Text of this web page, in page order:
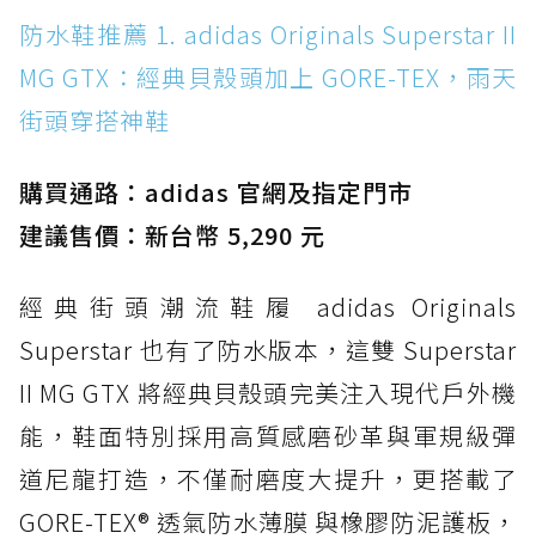
防水鞋推薦 1. adidas Originals Superstar II
MG GTX：經典貝殼頭加上 GORE-TEX，雨天街
頭穿搭神鞋
防水鞋推薦 2. New Balance Hierro v9 GORE-
防水鞋推薦 3. Nike Dunk Low GORE-TEX：
經典 Dunk 輪廓加上防水科技，雨天穿搭帥度不
打折
防水鞋推薦 4. ASICS TRABUCO 14 GTX：搭
載 GORE-TEX 隱形貼合科技，全方位防水神鞋
防水鞋推薦 5. Salomon XT-6 GORE-TEX：潮
人必備山系鞋王！防滑、防水與街頭顏值一次攻
頂
防水鞋推薦 6. HOKA Stinson Evo GTX：越野
復刻厚底，GORE-TEX 防水與增高神器一次滿
防水鞋推薦 1. adidas Originals Superstar II
MG GTX：經典貝殼頭加上 GORE-TEX，雨天
街頭穿搭神鞋
購買通路：adidas 官網及指定門市
建議售價：新台幣 5,290 元
經典街頭潮流鞋履 adidas Originals
Superstar 也有了防水版本，這雙 Superstar
II MG GTX 將經典貝殼頭完美注入現代戶外機
能，鞋面特別採用高質感磨砂革與軍規級彈
道尼龍打造，不僅耐磨度大提升，更搭載了
GORE-TEX® 透氣防水薄膜 與橡膠防泥護板，